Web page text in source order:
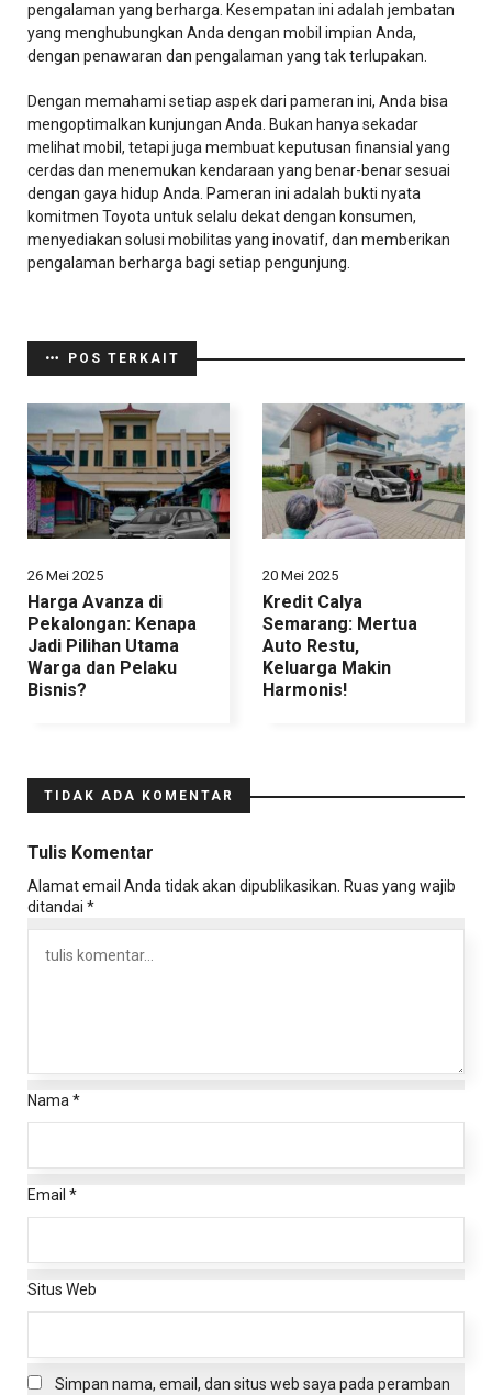
pengalaman yang berharga. Kesempatan ini adalah jembatan
yang menghubungkan Anda dengan mobil impian Anda,
dengan penawaran dan pengalaman yang tak terlupakan.
Dengan memahami setiap aspek dari pameran ini, Anda bisa
mengoptimalkan kunjungan Anda. Bukan hanya sekadar
melihat mobil, tetapi juga membuat keputusan finansial yang
cerdas dan menemukan kendaraan yang benar-benar sesuai
dengan gaya hidup Anda. Pameran ini adalah bukti nyata
komitmen Toyota untuk selalu dekat dengan konsumen,
menyediakan solusi mobilitas yang inovatif, dan memberikan
pengalaman berharga bagi setiap pengunjung.
POS TERKAIT
26 Mei 2025
Harga Avanza di
Pekalongan: Kenapa
Jadi Pilihan Utama
Warga dan Pelaku
Bisnis?
20 Mei 2025
Kredit Calya
Semarang: Mertua
Auto Restu,
Keluarga Makin
Harmonis!
TIDAK ADA KOMENTAR
Tulis Komentar
Alamat email Anda tidak akan dipublikasikan. Ruas yang wajib
ditandai *
Nama *
Email *
Situs Web
Simpan nama, email, dan situs web saya pada peramban